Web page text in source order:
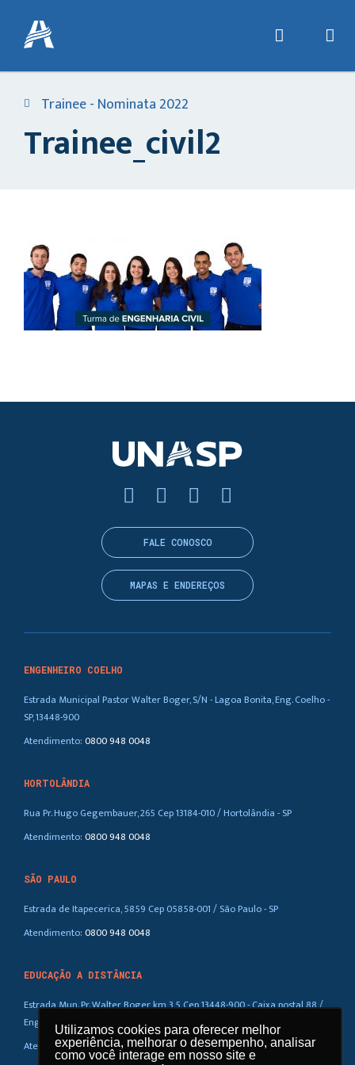
Utilizamos cookies para oferecer melhor
experiência, melhorar o desempenho, analisar
como você interage em nosso site e
Utilizamos cookies para oferecer melhor
experiência, melhorar o desempenho, analisar
como você interage em nosso site e
Trainee - Nominata 2022
Trainee_civil2
ENGENHEIRO COELHO
Estrada Municipal Pastor Walter Boger, S/N - Lagoa Bonita, Eng. Coelho -
SP, 13448-900
Atendimento:0800 948 0048
HORTOLÂNDIA
Rua Pr. Hugo Gegembauer, 265 Cep 13184-010 / Hortolândia - SP
Atendimento:0800 948 0048
SÃO PAULO
Estrada de Itapecerica, 5859 Cep 05858-001 / São Paulo - SP
Atendimento:0800 948 0048
EDUCAÇÃO A DISTÂNCIA
Estrada Mun. Pr. Walter Boger, km 3,5 Cep 13448-900 - Caixa postal 88 /
Eng. Coelho – SP
Atendimento:0800 948 0048
FALE CONOSCO
MAPAS E ENDEREÇOS